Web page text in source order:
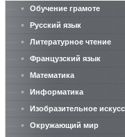
Обучение грамоте
Русский язык
Литературное чтение
Французский язык
Математика
Информатика
Изобразительное
Окружающий мир